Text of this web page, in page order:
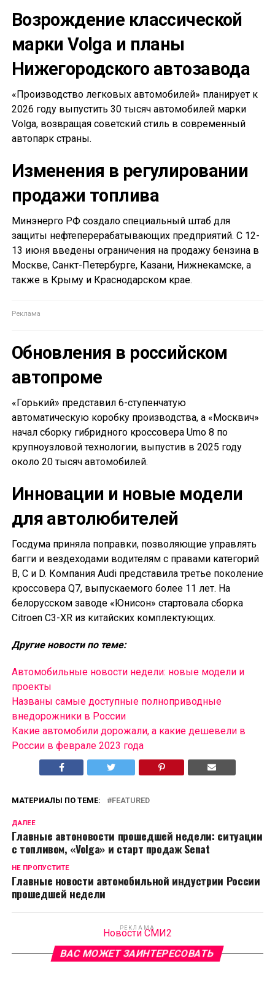
Возрождение классической
марки Volga и планы
Нижегородского автозавода
«Производство легковых автомобилей» планирует к
2026 году выпустить 30 тысяч автомобилей марки
Volga, возвращая советский стиль в современный
автопарк страны.
Изменения в регулировании
продажи топлива
Минэнерго РФ создало специальный штаб для
защиты нефтеперерабатывающих предприятий. С 12-
13 июня введены ограничения на продажу бензина в
Москве, Санкт-Петербурге, Казани, Нижнекамске, а
также в Крыму и Краснодарском крае.
Обновления в российском
автопроме
«Горький» представил 6-ступенчатую
автоматическую коробку производства, а «Москвич»
начал сборку гибридного кроссовера Umo 8 по
крупноузловой технологии, выпустив в 2025 году
около 20 тысяч автомобилей.
Инновации и новые модели
для автолюбителей
Госдума приняла поправки, позволяющие управлять
багги и вездеходами водителям с правами категорий
B, C и D. Компания Audi представила третье поколение
кроссовера Q7, выпускаемого более 11 лет. На
белорусском заводе «Юнисон» стартовала сборка
Citroen C3-XR из китайских комплектующих.
Другие новости по теме:
Автомобильные новости недели: новые модели и
проекты
Названы самые доступные полноприводные
внедорожники в России
Какие автомобили дорожали, а какие дешевели в
России в феврале 2023 года
МАТЕРИАЛЫ ПО ТЕМЕ: FEATURED
ДАЛЕЕ
Главные автоновости прошедшей недели: ситуации
с топливом, «Volga» и старт продаж Senat
НЕ ПРОПУСТИТЕ
Главные новости автомобильной индустрии России
прошедшей недели
РЕКЛАМА
Новости СМИ2
ВАС МОЖЕТ ЗАИНТЕРЕСОВАТЬ